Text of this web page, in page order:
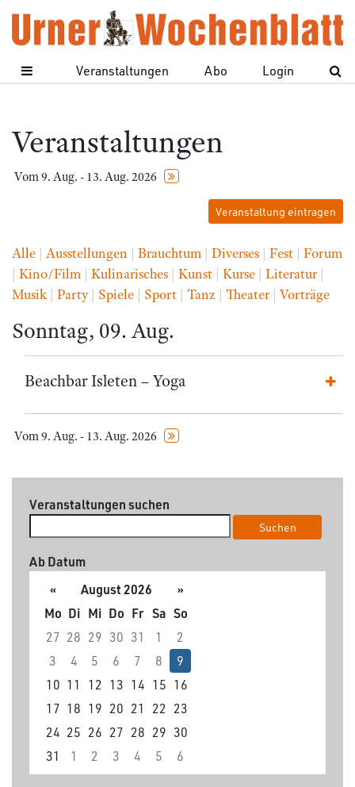
Veranstaltungen Abo Login
Veranstaltungen
Vom 9. Aug. - 13. Aug. 2026
Veranstaltung eintragen
Alle | Ausstellungen | Brauchtum | Diverses | Fest | Forum
| Kino/Film | Kulinarisches | Kunst | Kurse | Literatur|
Musik | Party| Spiele | Sport | Tanz | Theater| Vorträge
Sonntag, 09. Aug.
Beachbar Isleten – Yoga
Vom 9. Aug. - 13. Aug. 2026
Veranstaltungen suchen
Suchen
Ab Datum
«
August 2026
»
Mo Di Mi Do Fr Sa So
27 28 29 30 31 1
2
3
4 5 6 7 8
9
10 11 12 13 14 15 16
17 18 19 20 21 22 23
24 25 26 27 28 29 30
31
1 2 3 4 5 6